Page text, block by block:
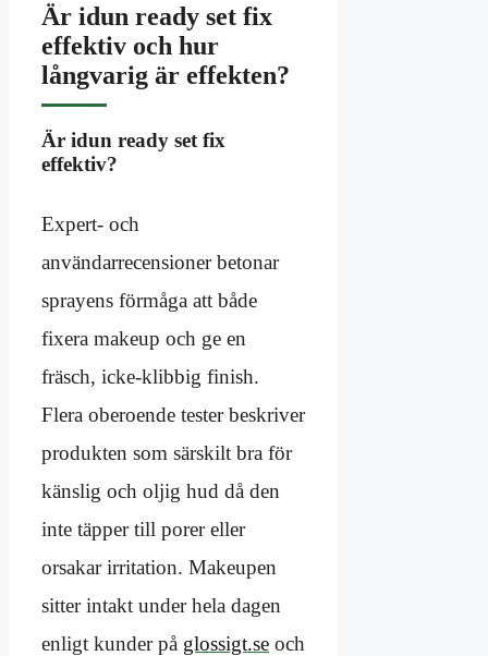
Är idun ready set fix
effektiv och hur
långvarig är effekten?
Är idun ready set fix
effektiv?
Expert- och
användarrecensioner betonar
sprayens förmåga att både
fixera makeup och ge en
fräsch, icke-klibbig finish.
Flera oberoende tester beskriver
produkten som särskilt bra för
känslig och oljig hud då den
inte täpper till porer eller
orsakar irritation. Makeupen
sitter intakt under hela dagen
enligt kunder på glossigt.se och